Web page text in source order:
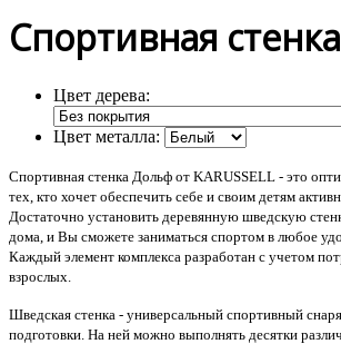
Спортивная
Цвет дерева:
Цвет металла:
Спортивная стенка Дольф от KARUSSELL - это
тех, кто хочет обеспечить себе и своим детям
Достаточно установить деревянную шведскую
дома, и Вы сможете заниматься спортом в любое
Каждый элемент комплекса разработан с учетом
взрослых.
Шведская стенка - универсальный спортивный
подготовки. На ней можно выполнять десятки